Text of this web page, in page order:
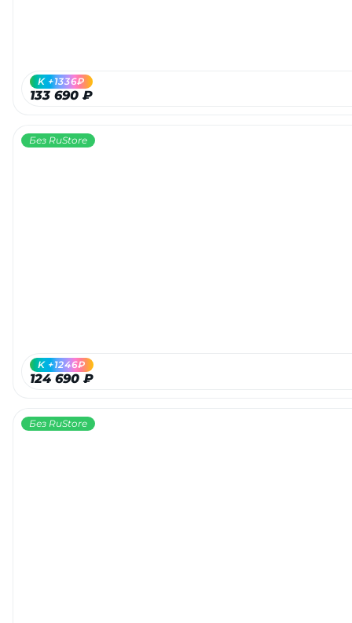
133 690 ₽
K +1336₽
Без RuStore
124 690 ₽
K +1246₽
Без RuStore